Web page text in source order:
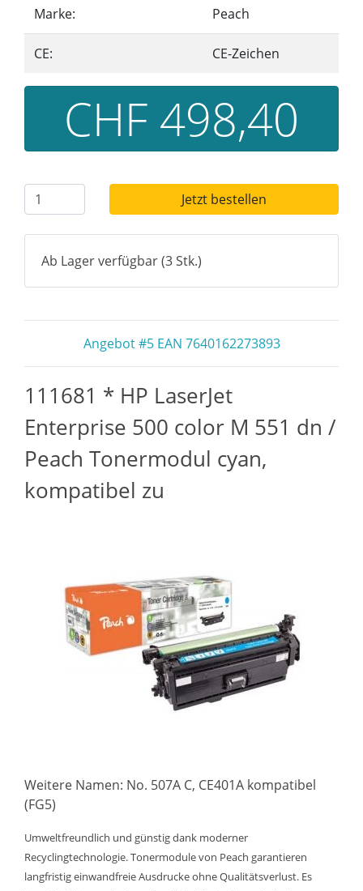
Marke: Peach
CE: CE-Zeichen
CHF 498,40
Jetzt bestellen
Ab Lager verfügbar (3 Stk.)
Angebot #5 EAN 7640162273893
111681 * HP LaserJet
Enterprise 500 color M 551 dn /
Peach Tonermodul cyan,
kompatibel zu
Weitere Namen: No. 507A C, CE401A kompatibel
(FG5)
Umweltfreundlich und günstig dank moderner
Recyclingtechnologie. Tonermodule von Peach garantieren
langfristig einwandfreie Ausdrucke ohne Qualitätsverlust. Es